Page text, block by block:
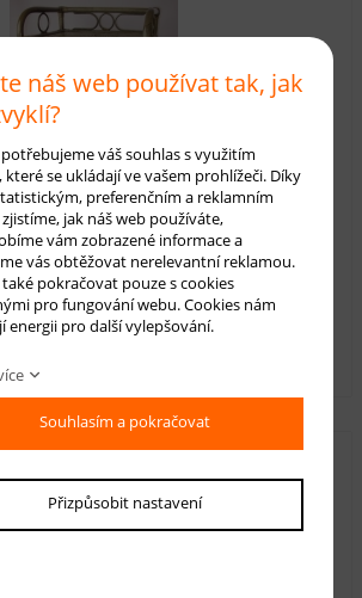
prádelník 3 zásuvky tmavý
Dostupnost:skladem
náš web používat tak, jak
váš souhlas s využitím
, které se ukládají ve vašem prohlížeči. Díky
preferenčním a reklamním
jak náš web používáte,
vám zobrazené informace a
vás obtěžovat nerelevantní reklamou.
pokračovat pouze s cookies
pro fungování webu. Cookies nám
energii pro další vylepšování.
Souhlasím a pokračovat
Přizpůsobit nastavení